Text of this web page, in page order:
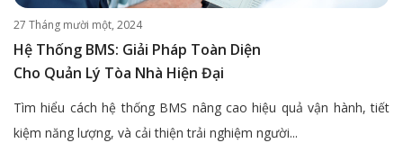
27 Tháng mười một, 2024
Hệ Thống BMS: Giải Pháp Toàn Diện
Cho Quản Lý Tòa Nhà Hiện Đại
Tìm hiểu cách hệ thống BMS nâng cao hiệu quả vận hành, tiết
kiệm năng lượng, và cải thiện trải nghiệm người...